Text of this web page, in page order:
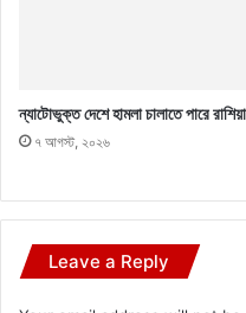
ন্যাটোভুক্ত দেশে হামলা চালাতে পারে রাশিয়া
৭ আগস্ট, ২০২৬
Leave a Reply